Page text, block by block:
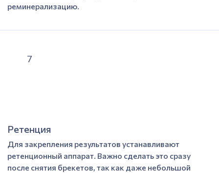
реминерализацию.
7
Ретенция
Для закрепления результатов устанавливают
ретенционный аппарат. Важно сделать это сразу
после снятия брекетов, так как даже небольшой